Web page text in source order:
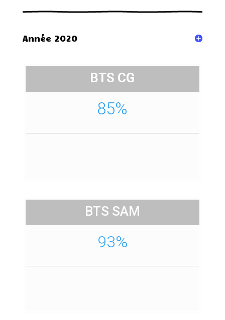
Année 2020
BTS CG
85%
BTS SAM
93%